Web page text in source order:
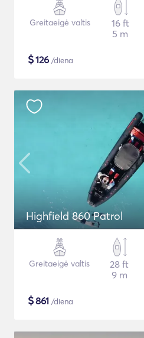
Greitaeigė valtis
16 ft
5 m
$126 /diena
Highfield 860 Patrol
Greitaeigė valtis
28 ft
9 m
$861 /diena